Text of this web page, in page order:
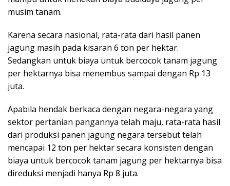
musim tanam.
Karena secara nasional, rata-rata dari hasil panen
jagung masih pada kisaran 6 ton per hektar.
Sedangkan untuk biaya untuk bercocok tanam jagung
per hektarnya bisa menembus sampai dengan Rp 13
juta.
Apabila hendak berkaca dengan negara-negara yang
sektor pertanian pangannya telah maju, rata-rata hasil
dari produksi panen jagung negara tersebut telah
mencapai 12 ton per hektar secara konsisten dengan
biaya untuk bercocok tanam jagung per hektarnya bisa
direduksi menjadi hanya Rp 8 juta.